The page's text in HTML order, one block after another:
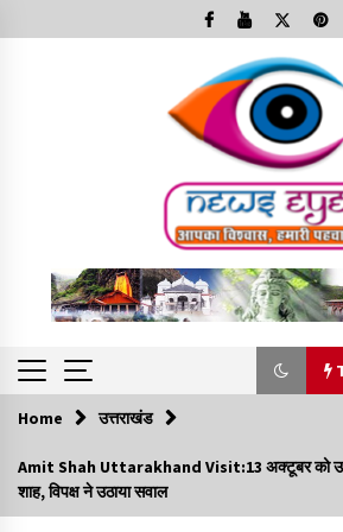
to
Trending Now
Minorities Rights Day : विश्व
कार्यक्रम में शामिल हुए सीएम,आधुनिक
Home उत्तराखंड
Amit Shah Uttarakhand Visit:13 अक्टूबर को
शाह, विपक्ष ने उठाया सवाल